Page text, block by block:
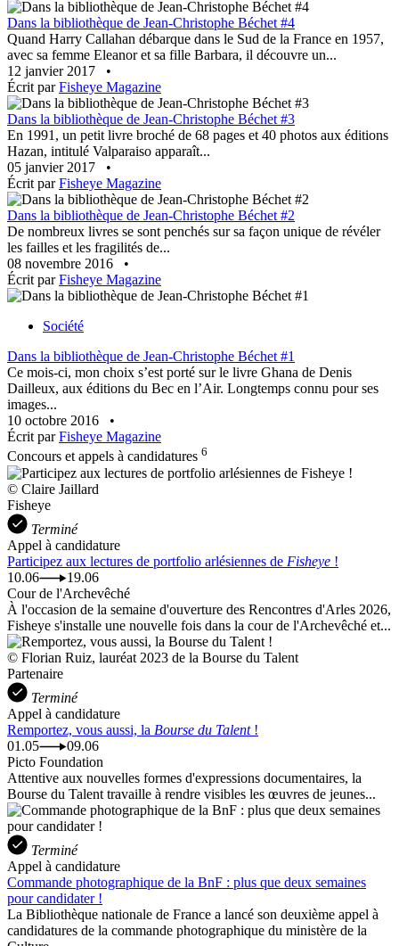
Dans la bibliothèque de Jean-Christophe Béchet #4
Quand Harry Callahan débarque dans le Sud de la France en 1957,
avec sa femme Eleanor et sa fille Barbara, il découvre un...
12 janvier 2017
•
Écrit parFisheye Magazine
Dans la bibliothèque de Jean-Christophe Béchet #3
En 1991, un petit livre broché de 68 pages et 40 photos aux éditions
Hazan, intitulé Valparaiso apparaît...
05 janvier 2017
•
Écrit parFisheye Magazine
Dans la bibliothèque de Jean-Christophe Béchet #2
De nombreux livres se sont penchés sur sa façon unique de révéler
les failles et les fragilités de...
08 novembre 2016
•
Écrit parFisheye Magazine
Société
Dans la bibliothèque de Jean-Christophe Béchet #1
Ce mois-ci, mon choix s’est porté sur le livre Ghana de Denis
Dailleux, aux éditions du Bec en l’Air. Longtemps connu pour ses
images...
10 octobre 2016
•
Écrit parFisheye Magazine
Concours et appels à candidatures 6
© Claire Jaillard
Fisheye
Terminé
Appel à candidature
Participez aux lectures de portfolio arlésiennes de Fisheye !
10.06
19.06
Cour de l'Archevêché
À l'occasion de la semaine d'ouverture des Rencontres d'Arles 2026,
Fisheye s'installe une nouvelle fois dans la cour de l'Archevêché et...
© Florian Ruiz, lauréat 2023 de la Bourse du Talent
Partenaire
Terminé
Appel à candidature
Remportez, vous aussi, la Bourse du Talent!
01.05
09.06
Picto Foundation
Attentive aux nouvelles formes d'expressions documentaires, la
Bourse du Talent travaille à rendre visibles les œuvres de jeunes...
Terminé
Appel à candidature
Commande photographique de la BnF : plus que deux semaines
pour candidater !
La Bibliothèque nationale de France a lancé son deuxième appel à
candidatures de la commande photographique du ministère de la